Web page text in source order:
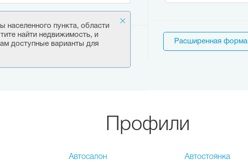
населенного пункта, области
найти недвижимость, и
доступные варианты для
Расширенная форма
Профили
Автосалон Автостоянка